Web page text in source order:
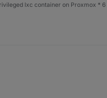
lxc container on Proxmox *